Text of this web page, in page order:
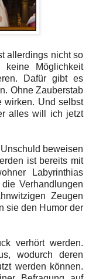
allerdings nicht so
Möglichkeit
Dafür gibt es
Ohne Zauberstab
wirken. Und selbst
alles will ich jetzt
beweisen
ist bereits mit
Labyrinthias
Verhandlungen
Zeugen
sie den Humor der
verhört werden.
wodurch deren
werden können.